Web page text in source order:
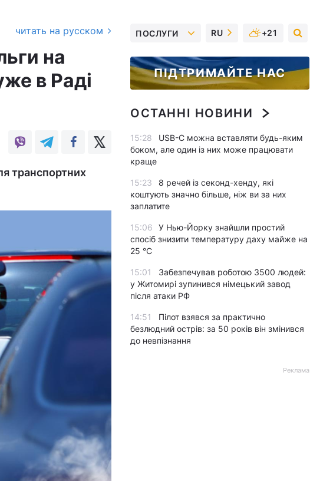
читать на русском
на
в Раді
транспортних
ПОСЛУГИ RU +21
ПІДТРИМАЙТЕ НАС
ОСТАННІ НОВИНИ
15:28
USB-C можна вставляти будь-яким
боком, але один із них може працювати
краще
15:23
8 речей із секонд-хенду, які
коштують значно більше, ніж ви за них
заплатите
15:06
У Нью-Йорку знайшли простий
спосіб знизити температуру даху майже на
25 °C
15:01
Забезпечував роботою 3500 людей:
у Житомирі зупинився німецький завод
після атаки РФ
14:51
Пілот взявся за практично
безлюдний острів: за 50 років він змінився
до невпізнання
Реклама